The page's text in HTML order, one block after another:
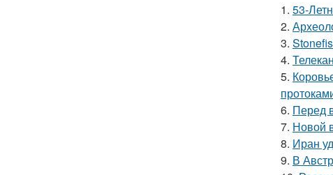
1. 53-
2.
3.
4.
5.
6. Перед
7. Новой
8. Иран
9. В